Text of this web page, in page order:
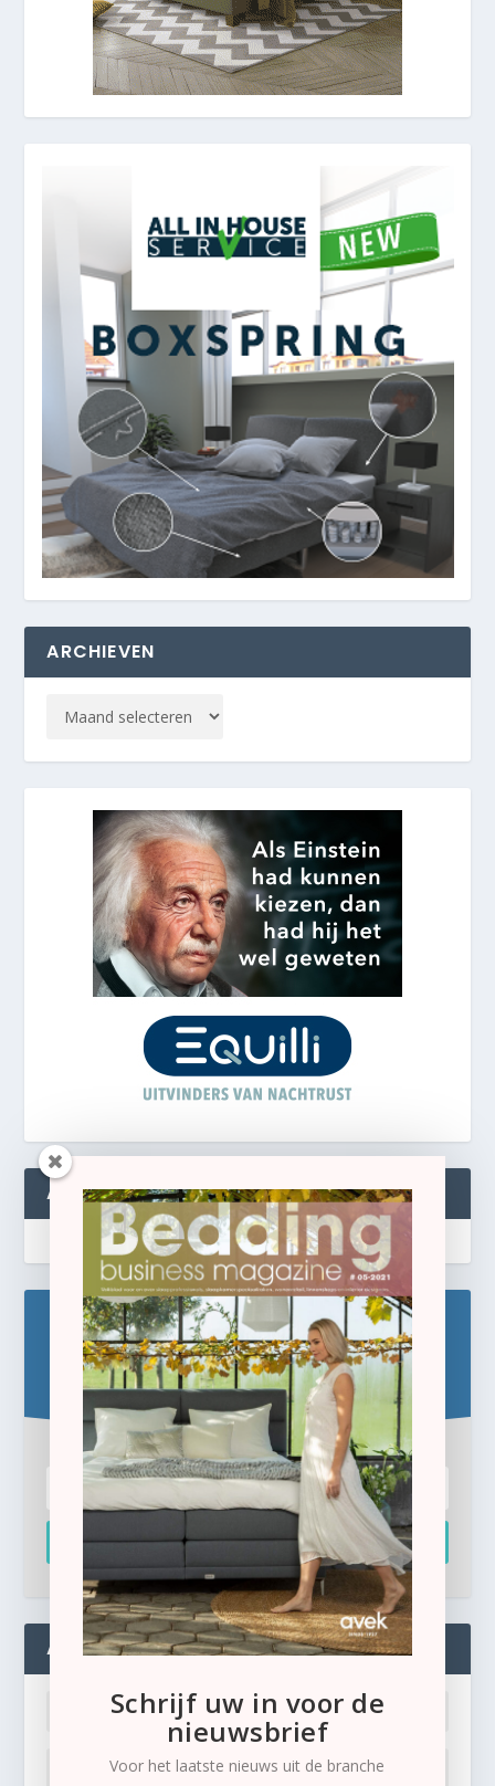
ARCHIEVEN
ABONNEREN
Blijf op de hoogte!
Schrijf u hier in voor de gratis e-newsletter.
Inschrijven
ADMIN
Schrijf uw in voor de
nieuwsbrief
Voor het laatste nieuws uit de branche